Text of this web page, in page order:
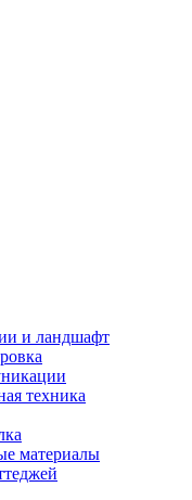
и ландшафт
техника
материалы